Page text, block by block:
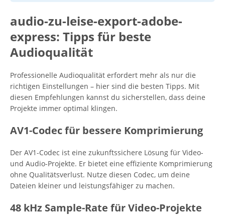
audio-zu-leise-export-adobe-
express: Tipps für beste
Audioqualität
Professionelle Audioqualität erfordert mehr als nur die
richtigen Einstellungen – hier sind die besten Tipps. Mit
diesen Empfehlungen kannst du sicherstellen, dass deine
Projekte immer optimal klingen.
AV1-Codec für bessere Komprimierung
Der AV1-Codec ist eine zukunftssichere Lösung für Video-
und Audio-Projekte. Er bietet eine effiziente Komprimierung
ohne Qualitätsverlust. Nutze diesen Codec, um deine
Dateien kleiner und leistungsfähiger zu machen.
48 kHz Sample-Rate für Video-Projekte